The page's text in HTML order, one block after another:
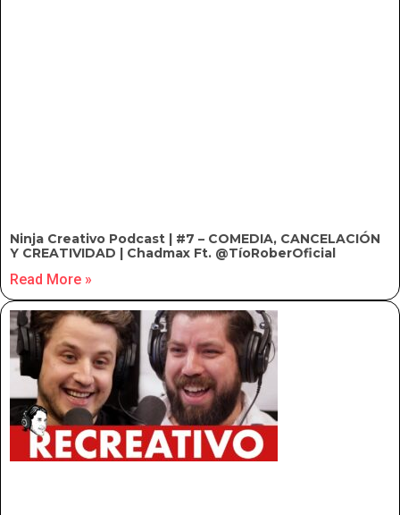
Ninja Creativo Podcast | #7 – COMEDIA, CANCELACIÓN
Y CREATIVIDAD | Chadmax Ft. @TíoRoberOficial
Read More »